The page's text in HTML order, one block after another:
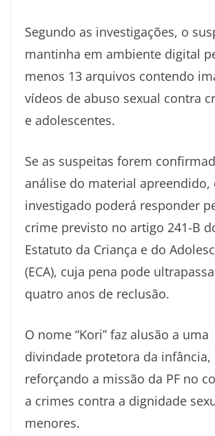
Segundo as investigações, o
mantinha em ambiente digital
menos 13 arquivos contendo
vídeos de abuso sexual contra
e adolescentes.
Se as suspeitas forem
análise do material apreendido,
investigado poderá responder
crime previsto no artigo 241-B
Estatuto da Criança e do
(ECA), cuja pena pode
quatro anos de reclusão.
O nome “Kori” faz alusão a uma
divindade protetora da infância,
reforçando a missão da PF no
a crimes contra a dignidade
menores.